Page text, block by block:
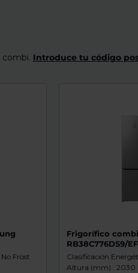
Introduce tu código
No Frost
Frigorífico
RB38C776DS9/EF
Clasificación
Altura (mm) : 2030